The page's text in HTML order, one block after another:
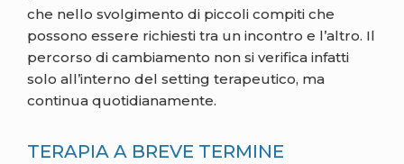
che nello svolgimento di piccoli compiti che
possono essere richiesti tra un incontro e l’altro. Il
percorso di cambiamento non si verifica infatti
solo all’interno del setting terapeutico, ma
continua quotidianamente.
TERAPIA A BREVE TERMINE